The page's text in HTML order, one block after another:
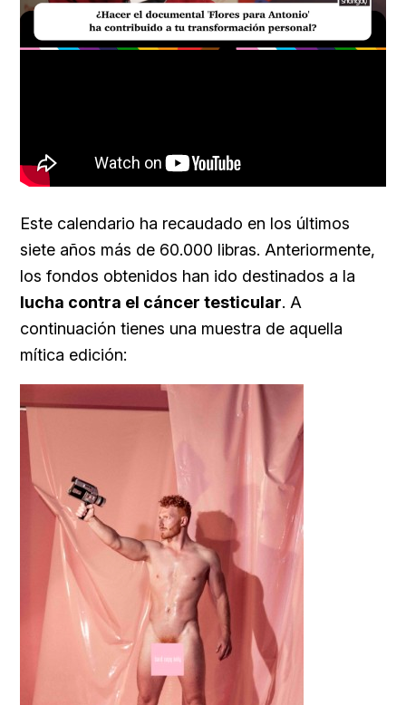
Unmute Loaded:
22.91%
Este calendario ha recaudado en los últimos
siete años más de 60.000 libras. Anteriormente,
los fondos obtenidos han ido destinados a la
lucha contra el cáncer testicular. A
continuación tienes una muestra de aquella
mítica edición: